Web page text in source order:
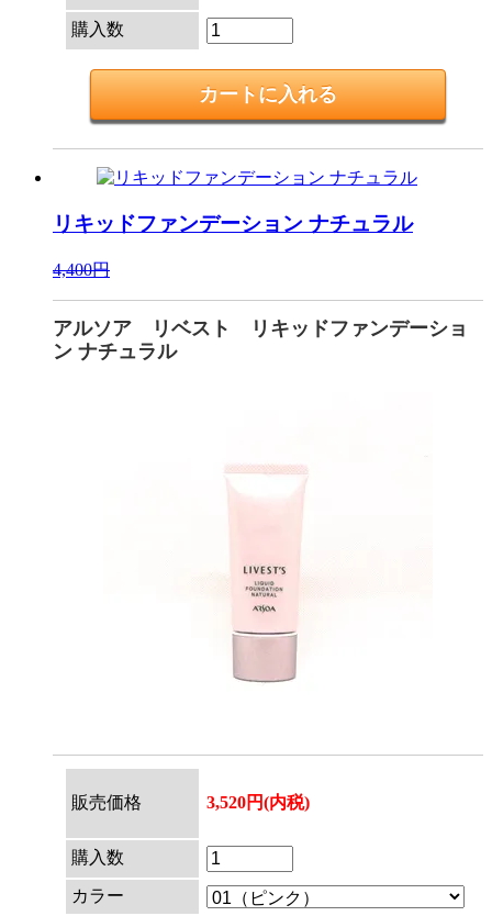
購入数
リキッドファンデーション ナチュラル
4,400円
アルソア リベスト リキッドファンデーショ
ン ナチュラル
販売価格 3,520円(内税)
購入数
カラー